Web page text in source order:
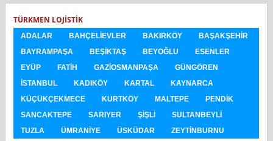
TÜRKMEN LOJISTIK
ADALAR BAHÇELIEVLER BAKIRKÖY
BAŞAKŞEHIR
BAYRAMPAŞA
BEŞIKTAŞ BEYOĞLU
ESENLER
EYÜP
FATIH GAZIOSMANPAŞA
GÜNGÖREN
İSTANBUL
KADIKÖY KARTAL
KAYNARCA
KÜÇÜKÇEKMECE
KURTKÖY MALTEPE
PENDIK
SANCAKTEPE
SARIYER ŞIŞLI
SULTANBEYLI
TUZLA
ÜMRANIYE ÜSKÜDAR ZEYTINBURNU